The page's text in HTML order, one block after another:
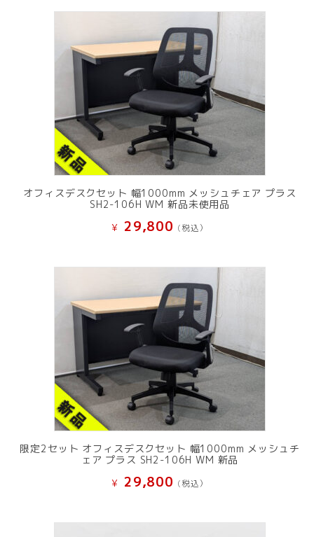
オフィスデスクセット 幅1000mm メッシュチェア プラス
SH2-106H WM 新品未使用品
¥ 29,800 (税込）
限定2セット オフィスデスクセット 幅1000mm メッシュチ
ェア プラス SH2-106H WM 新品
¥ 29,800 (税込）